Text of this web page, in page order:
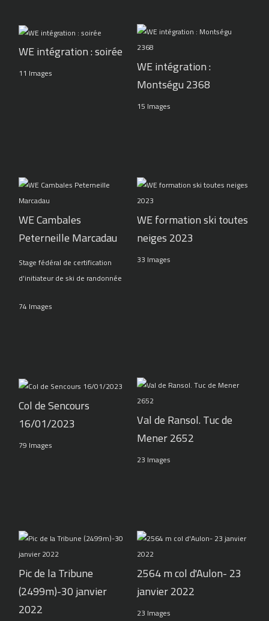
WE intégration : soirée
11 Images
WE intégration :
Montségu 2368
15 Images
WE Cambales
Peterneille Marcadau
Stage fédéral de certification
d'initiateur de ski de randonnée
74 Images
WE formation ski toutes
neiges 2023
33 Images
Col de Sencours
16/01/2023
79 Images
Val de Ransol. Tuc de
Mener 2652
23 Images
Pic de la Tribune
(2499m)-30 janvier
2022
2564 m col d'Aulon- 23
janvier 2022
23 Images